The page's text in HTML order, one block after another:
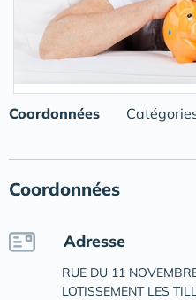
Coordonnées
Coordonnées
Adresse
RUE DU 11
LOTISSEMENT LES